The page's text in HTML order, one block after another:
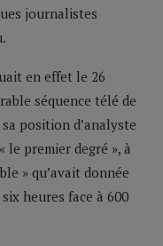
journalistes
en effet le 26
séquence télé de
position d’analyste
premier degré », à
» qu’avait donnée
heures face à 600